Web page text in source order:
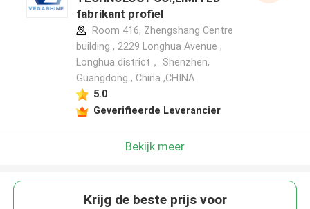
fabrikant profiel
Room 416, Zhengshang Centre
building , 2229 Longhua Avenue ,
Longhua district， Shenzhen,
Guangdong , China ,CHINA
5.0
Geverifieerde Leverancier
Bekijk meer
Krijg de beste prijs voor